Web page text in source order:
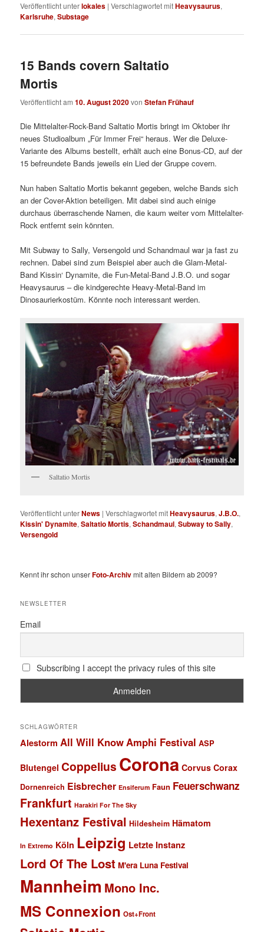
Veröffentlicht unterlokales |Verschlagwortet mitHeavysaurus,
Karlsruhe,Substage
15 Bands covern Saltatio
Mortis
Veröffentlicht am10. August 2020vonStefan Frühauf
Die Mittelalter-Rock-Band Saltatio Mortis bringt im Oktober ihr
neues Studioalbum „Für Immer Frei“ heraus. Wer die Deluxe-
Variante des Albums bestellt, erhält auch eine Bonus-CD, auf der
15 befreundete Bands jeweils ein Lied der Gruppe covern.
Nun haben Saltatio Mortis bekannt gegeben, welche Bands sich
an der Cover-Aktion beteiligen. Mit dabei sind auch einige
durchaus überraschende Namen, die kaum weiter vom Mittelalter-
Rock entfernt sein könnten.
Mit Subway to Sally, Versengold und Schandmaul war ja fast zu
rechnen. Dabei sind zum Beispiel aber auch die Glam-Metal-
Band Kissin‘ Dynamite, die Fun-Metal-Band J.B.O. und sogar
Heavysaurus – die kindgerechte Heavy-Metal-Band im
Dinosaurierkostüm. Könnte noch interessant werden.
Saltatio Mortis
Veröffentlicht unterNews |Verschlagwortet mitHeavysaurus,J.B.O.,
Kissin' Dynamite,Saltatio Mortis,Schandmaul,Subway to Sally,
Versengold
Kennt ihr schon unserFoto-Archivmit alten Bildern ab 2009?
NEWSLETTER
Email
Subscribing I accept the privacy rules of this site
SCHLAGWÖRTER
Alestorm All Will KnowAmphi Festival ASP
Blutengel Coppelius Corona Corvus Corax
Dornenreich Eisbrecher Ensiferum Faun Feuerschwanz
Frankfurt Harakiri For The Sky
Hexentanz Festival Hildesheim Hämatom
In Extremo Köln Leipzig Letzte Instanz
Lord Of The Lost M'era Luna Festival
Mannheim Mono Inc.
MS Connexion Ost+Front